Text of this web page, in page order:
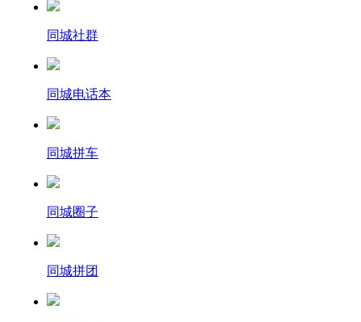
同城社群
同城电话本
同城拼车
同城圈子
同城拼团